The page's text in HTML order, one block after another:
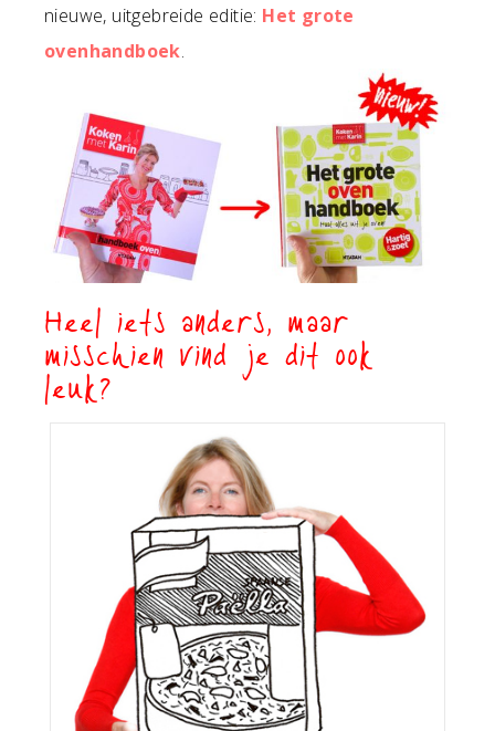
nieuwe, uitgebreide editie: Het grote
ovenhandboek.
Heel iets anders, maar
misschien vind je dit ook
leuk?